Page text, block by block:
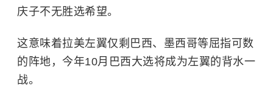
庆子不无胜选希望。
这意味着拉美左翼仅剩巴西、墨西哥等屈指可数
的阵地，今年10月巴西大选将成为左翼的背水一
战。